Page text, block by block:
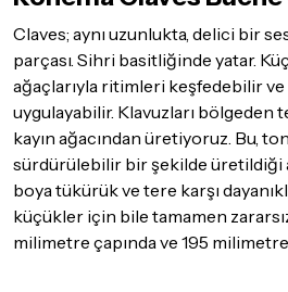
geçerek bilgi veriniz.
İade ve değişim koşulları, ürün
gösterebilir. Lütfen satın almadan
iade/değişim şartlarını kontrol
Detaylar içintıklayınız
Claves; aynı uzunlukta, delici bir
parçası. Sihri basitliğinde yatar.
ağaçlarıyla ritimleri keşfedebilir
uygulayabilir. Klavuzları bölgeden
kayın ağacından üretiyoruz. Bu,
sürdürülebilir bir şekilde üretildiği
boya tükürük ve tere karşı
küçükler için bile tamamen
milimetre çapında ve 195